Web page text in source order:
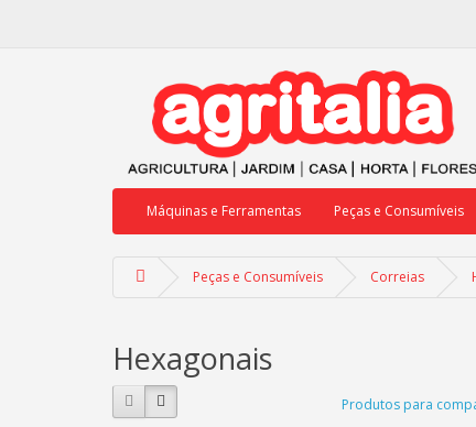
Máquinas e Ferramentas Peças e Consumíveis
Peças e Consumíveis Correias
Hexagonais
Produtos para